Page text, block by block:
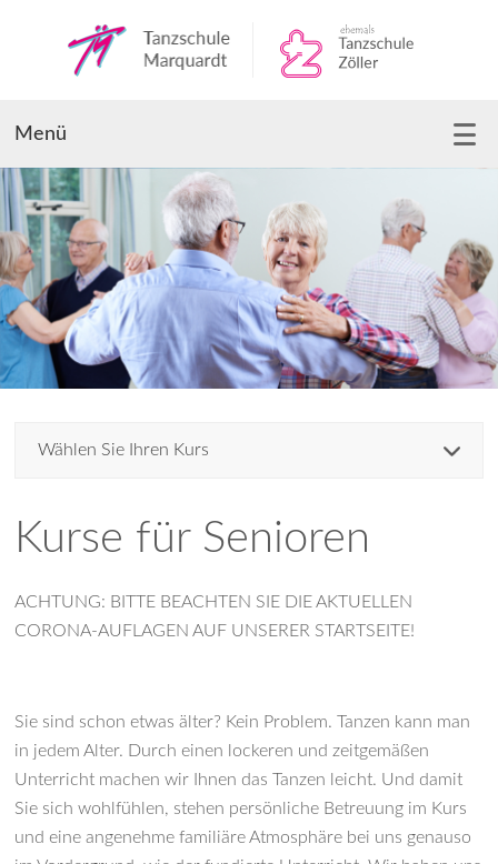
Menü
Wählen Sie Ihren Kurs
Kurse für Senioren
ACHTUNG: BITTE BEACHTEN SIE DIE AKTUELLEN
CORONA-AUFLAGEN AUF UNSERER STARTSEITE!
Sie sind schon etwas älter? Kein Problem. Tanzen kann man
in jedem Alter. Durch einen lockeren und zeitgemäßen
Unterricht machen wir Ihnen das Tanzen leicht. Und damit
Sie sich wohlfühlen, stehen persönliche Betreuung im Kurs
und eine angenehme familiäre Atmosphäre bei uns genauso